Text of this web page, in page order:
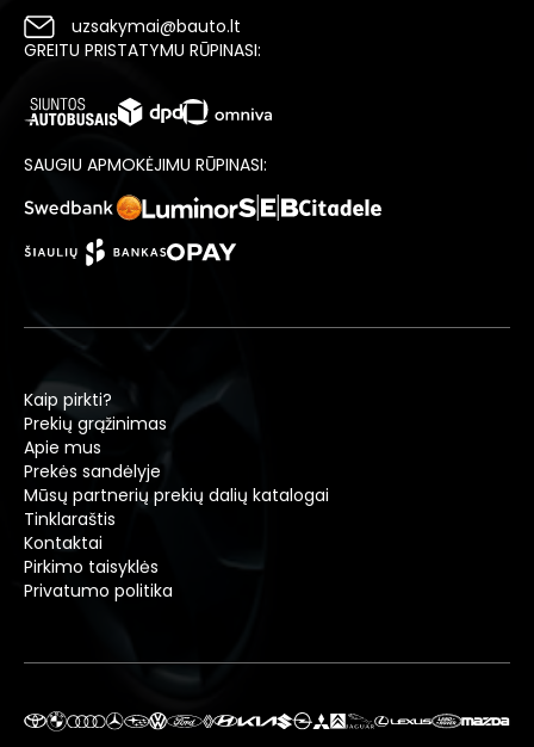
uzsakymai@bauto.lt
GREITU PRISTATYMU RŪPINASI:
SAUGIU APMOKĖJIMU RŪPINASI:
Kaip pirkti?
Prekių grąžinimas
Apie mus
Prekės sandėlyje
Mūsų partnerių prekių dalių katalogai
Tinklaraštis
Kontaktai
Pirkimo taisyklės
Privatumo politika